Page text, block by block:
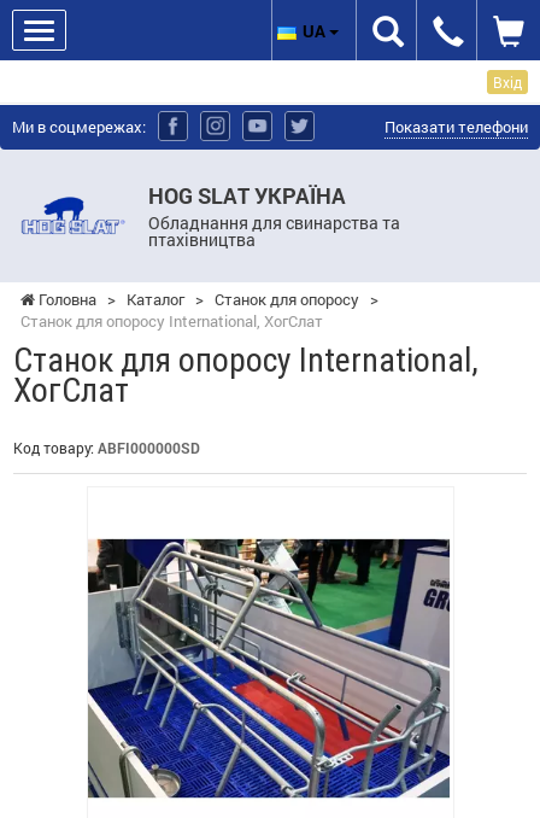
Вхід
Ми в соцмережах: Показати телефони
HOG SLAT УКРАЇНА
Обладнання для свинарства та
птахівництва
UA
Головна > Каталог > Станок для опоросу >
Станок для опоросу International, ХогСлат
Станок для опоросу International,
ХогСлат
Код товару: ABFI000000SD